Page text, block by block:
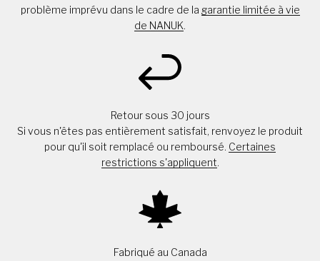
problème imprévu dans le cadre de la garantie limitée à vie
de NANUK.
Retour sous 30 jours
Si vous n'êtes pas entièrement satisfait, renvoyez le produit
pour qu'il soit remplacé ou remboursé. Certaines
restrictions s'appliquent.
Fabriqué au Canada